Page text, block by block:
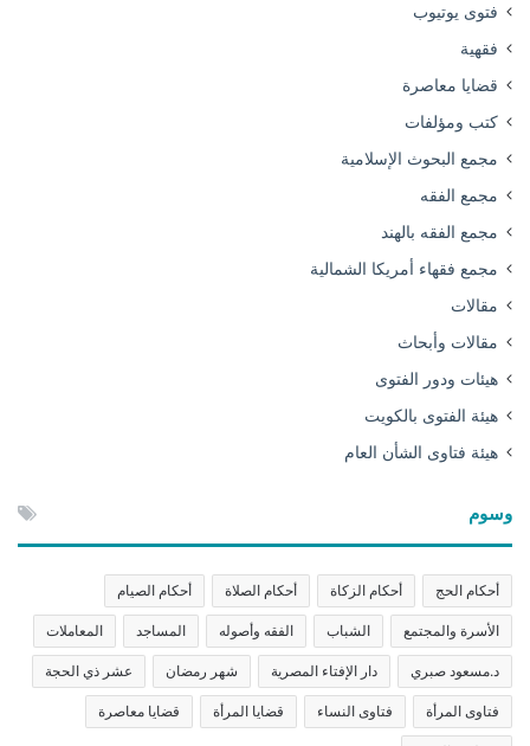
فتوى يوتيوب
فقهية
قضايا معاصرة
كتب ومؤلفات
مجمع البحوث الإسلامية
مجمع الفقه
مجمع الفقه بالهند
مجمع فقهاء أمريكا الشمالية
مقالات
مقالات وأبحاث
هيئات ودور الفتوى
هيئة الفتوى بالكويت
هيئة فتاوى الشأن العام
وسوم
أحكام الحج أحكام الزكاة أحكام الصلاة أحكام الصيام
الأسرة والمجتمع الشباب الفقه وأصوله المساجد المعاملات
د.مسعود صبري دار الإفتاء المصرية شهر رمضان عشر ذي الحجة
فتاوى المرأة فتاوى النساء قضايا المرأة قضايا معاصرة